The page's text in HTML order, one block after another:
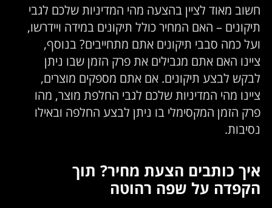
חשוב מאוד לציין בהצעה מהי המדיניות שלכם לגבי
תיקונים – האם המחיר כולל תיקונים במידה ויידרשו,
ועל כמה סבבי תיקונים אתם מתחייבים? בנוסף,
ציינו האם אתם מגבילים את פרק הזמן שבו ניתן
לבקש לבצע תיקונים. אם אתם מספקים מוצרים,
ציינו מהי המדיניות שלכם לגבי החלפת מוצר, מהו
פרק הזמן המקסימלי בו ניתן לבצע החלפה ובאילו
נסיבות.
איך כותבים הצעת מחיר? תוך
הקפדה על שפה רהוטה